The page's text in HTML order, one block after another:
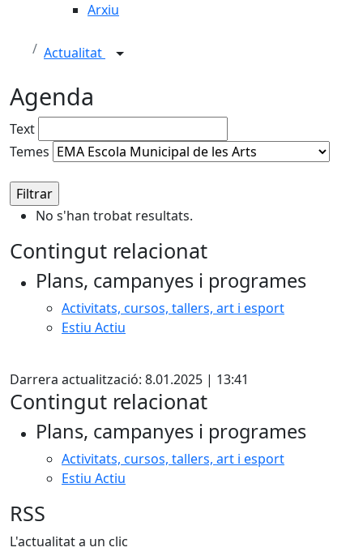
Arxiu
Actualitat
Agenda
Text
Temes
No s'han trobat resultats.
Contingut relacionat
Plans, campanyes i programes
Activitats, cursos, tallers, art i esport
Estiu Actiu
Darrera actualització: 8.01.2025 | 13:41
Contingut relacionat
Plans, campanyes i programes
Activitats, cursos, tallers, art i esport
Estiu Actiu
RSS
L'actualitat a un clic